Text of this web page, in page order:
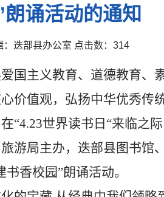
诵活动的通知
迭部县办公室 点击数： 314
国主义教育、道德教育、
价值观，弘扬中华优秀传
“4.23世界读书日“来临之
游局主办，迭部县图书馆
香校园”朗诵活动。